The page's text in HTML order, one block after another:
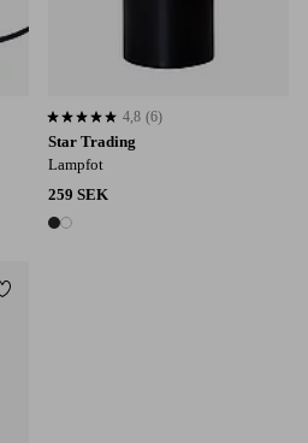
Star Trading
Lampfot
259 SEK
2 färger
4,8 baserat på 6 st betyg
4,8 (6)
Lägg till i favoriter